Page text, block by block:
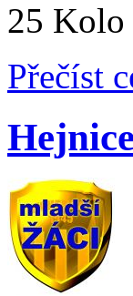
25 Kolo
Přečíst